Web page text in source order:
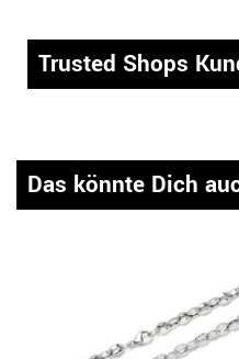
Trusted Shops
Das könnte Dich